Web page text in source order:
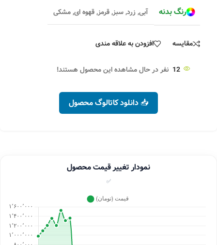
رنگ بدنه آبی,زرد,سبز,قرمز,قهوه ای,مشکی
مقایسه افزودن به علاقه مندی
12 نفر در حال مشاهده این محصول هستند!
📥 دانلود کاتالوگ محصول
نمودار تغییر قیمت محصول
✅